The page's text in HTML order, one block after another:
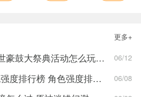
更多+
原神荒泷极上盛世豪鼓大祭典活动怎么玩 荒泷极上盛世豪鼓大祭典活动指南 06/12
原神2.7版本角色强度排行榜 角色强度排行2022最新 06/08